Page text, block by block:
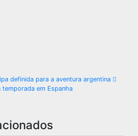
definida para a aventura argentina
em Espanha